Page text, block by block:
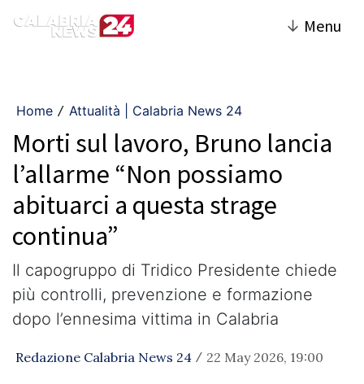
↓ Menu
Home / Attualità | Calabria News 24
Morti sul lavoro, Bruno lancia
l’allarme “Non possiamo
abituarci a questa strage
continua”
Il capogruppo di Tridico Presidente chiede
più controlli, prevenzione e formazione
dopo l’ennesima vittima in Calabria
Redazione Calabria News 24 / 22 May 2026, 19:00